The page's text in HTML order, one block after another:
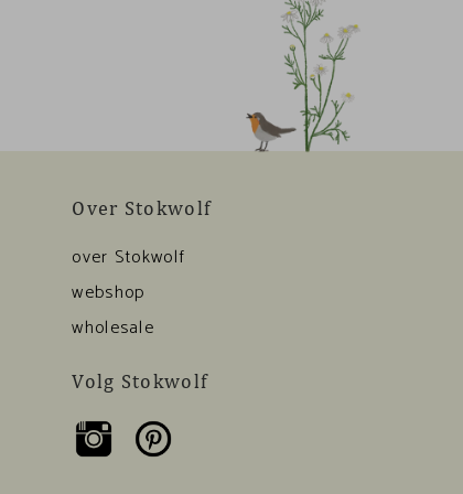
Over Stokwolf
over Stokwolf
webshop
wholesale
Volg Stokwolf